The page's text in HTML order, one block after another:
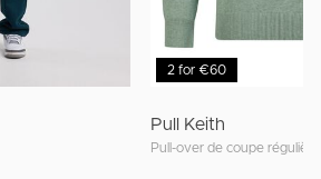
2 for €60
Pull Keith